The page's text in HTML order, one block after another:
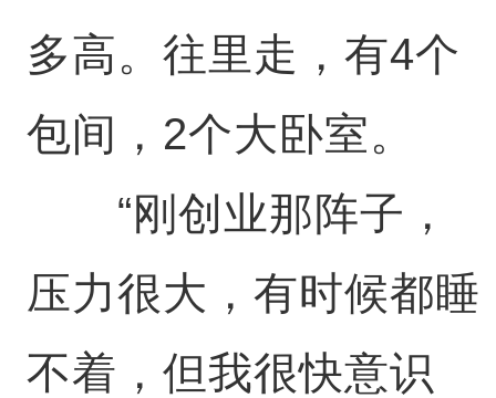
多高。往里走，有4个
包间，2个大卧室。
“刚创业那阵子，
压力很大，有时候都睡
不着，但我很快意识